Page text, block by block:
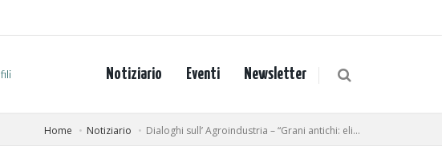
Notiziario Eventi Newsletter
Home Notiziario Dialoghi sull’ Agroindustria – “Grani antichi: eli...